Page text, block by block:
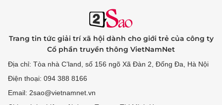
Trang tin tức giải trí xã hội dành cho giới trẻ của công ty
Cổ phần truyền thông VietNamNet
Địa chỉ: Tòa nhà C’land, số 156 ngõ Xã Đàn 2, Đống Đa, Hà Nội
Điện thoại: 094 388 8166
Email: 2sao@vietnamnet.vn